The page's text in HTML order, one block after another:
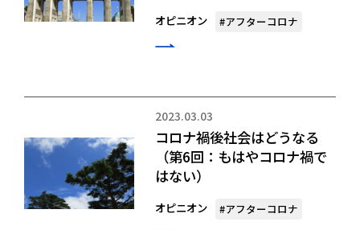
オピニオン #アフターコロナ
2023.03.03
コロナ禍後社会はどうなる
（第6回：もはやコロナ禍で
はない）
オピニオン #アフターコロナ